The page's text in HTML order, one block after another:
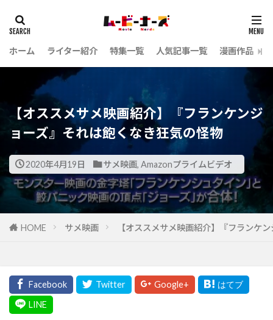
ホーム ライター紹介 特集一覧 人気記事一覧 漫画作品
【オススメサメ映画紹介】『フランケンジ
ョーズ』それは飽くなき狂気の怪物
2020年4月19日 サメ映画, Amazonプライムビデオ
HOME サメ映画 【オススメサメ映画紹介】『フランケ